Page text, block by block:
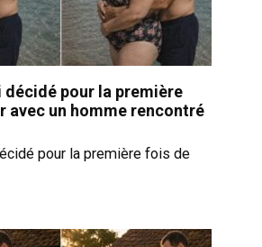
décidé pour la première
avec un homme rencontré
pour la première fois de